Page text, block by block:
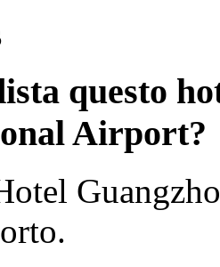
questo
Airport?